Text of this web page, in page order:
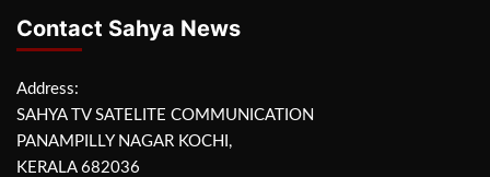
Contact Sahya News
Address:
SAHYA TV SATELITE COMMUNICATION
PANAMPILLY NAGAR KOCHI,
KERALA 682036